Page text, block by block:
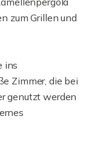
zum Grillen und
ins
Zimmer, die bei
genutzt werden